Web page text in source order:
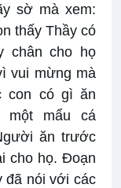
sờ mà xem:
thấy Thầy có
chân cho họ
vui mừng mà
con có gì ăn
một mẩu cá
ăn trước
cho họ. Ðoạn
đã nói với các